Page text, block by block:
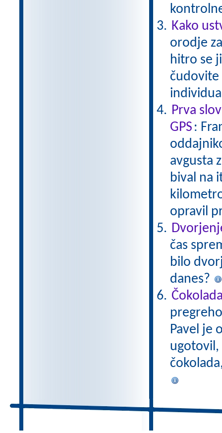
Kako
orodje
hitro se
čudovite
Prva
GPS :
avgusta
bival na
opravil
čas
bilo
danes?
Pavel je
ugotovil,